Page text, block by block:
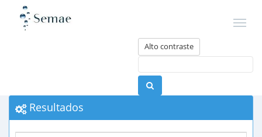
Alto contraste
Resultados